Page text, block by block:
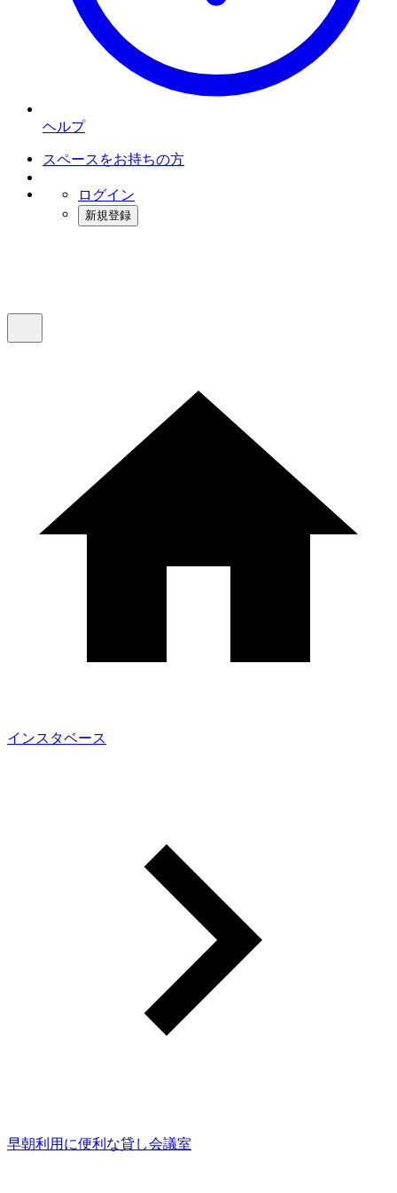
ヘルプ
スペースをお持ちの方
ログイン
新規登録
インスタベース
早朝利用に便利な貸し会議室